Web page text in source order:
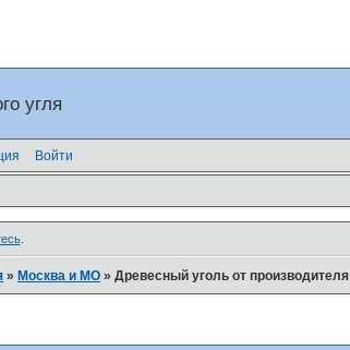
угля
Войти
.
»Москва и МО »Древесный уголь от производителя